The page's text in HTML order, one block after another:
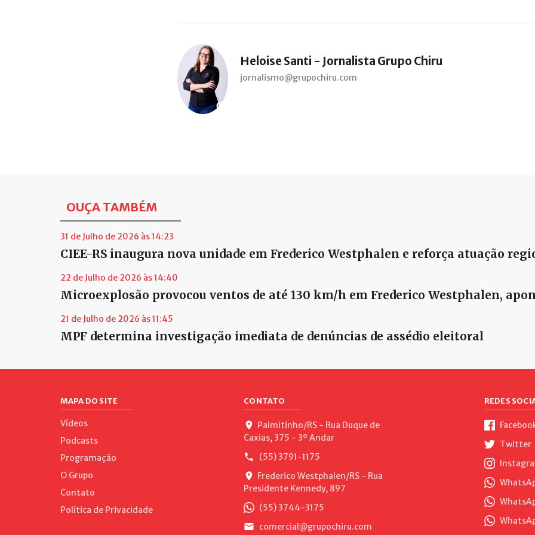
Heloise Santi - Jornalista Grupo Chiru
jornalismo@grupochiru.com
OUÇA TAMBÉM
31 de Julho de 2026 às 14:23
CIEE-RS inaugura nova unidade em Frederico Westphalen e reforça atuação
22 de Julho de 2026 às 14:40
Microexplosão provocou ventos de até 130 km/h em Frederico Westphalen,
21 de Julho de 2026 às 11:45
MPF determina investigação imediata de denúncias de assédio eleitoral
MAPA DO SITE
Vídeos
Podcasts
Programação
O Grupo
Contato
Política de Privacidade
CONTATO
Palmitinho/RS - Rua Duque de
Caxias, 375 - 3º Andar
(55) 3791-1175
Frederico Westphalen/RS - Rua
Presidente Kennedy, 897
(55) 3744-3175
comercial@grupochiru.com
REDES
Twitter